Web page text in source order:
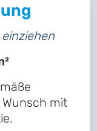
mit